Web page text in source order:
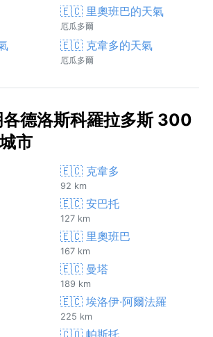
🇪🇨 里奧班巴的天氣
厄瓜多爾
🇪🇨 克韋多的天氣
厄瓜多爾
各德洛斯科羅拉多斯 300
市
🇪🇨 克韋多
92 km
🇪🇨 安巴托
127 km
🇪🇨 里奧班巴
167 km
🇪🇨 曼塔
189 km
🇪🇨 埃洛伊·阿爾法羅
225 km
🇨🇴 帕斯托